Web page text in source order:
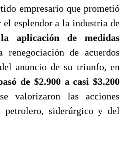
empresario que prometió
el esplendor a la industria de
la aplicación de medidas
renegociación de acuerdos
anuncio de su triunfo, en
de $2.900 a casi $3.200
valorizaron las acciones
petrolero, siderúrgico y del